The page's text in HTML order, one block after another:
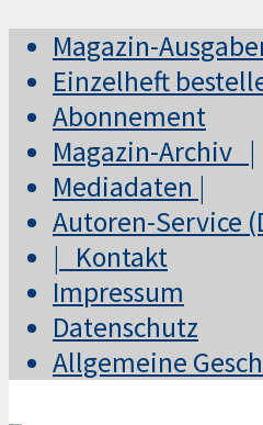
Magazin-
Einzelheft
Abonnement
Magazin-Archiv |
Mediadaten |
Autoren-Service
| Kontakt
Impressum
Datenschutz
Allgemeine